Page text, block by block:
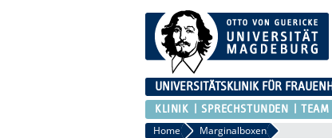
UNIVERSITÄTSKLINIK FÜR
KLINIK SPRECHSTUNDEN TEAM
Home Marginalboxen